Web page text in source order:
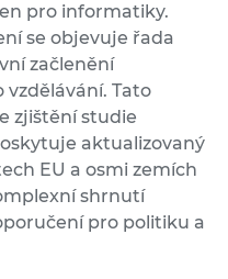
pro informatiky.
se objevuje řada
začlenění
vzdělávání. Tato
zjištění studie
aktualizovaný
EU a osmi zemích
shrnutí
pro politiku a